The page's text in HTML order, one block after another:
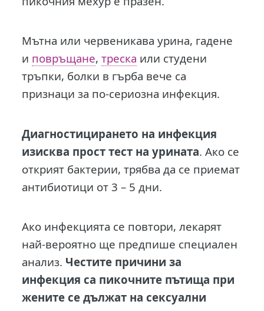
Мътна или червеникава урина, гадене
и повръщане,треска или студени
тръпки, болки в гърба вече са
признаци за по-сериозна инфекция.
Диагностицирането на инфекция
изисква прост тест на урината. Ако се
открият бактерии, трябва да се приемат
антибиотици от 3 – 5 дни.
Ако инфекцията се повтори, лекарят
най-вероятно ще предпише специален
анализ. Честите причини за
инфекция са пикочните пътища при
жените се дължат на сексуални